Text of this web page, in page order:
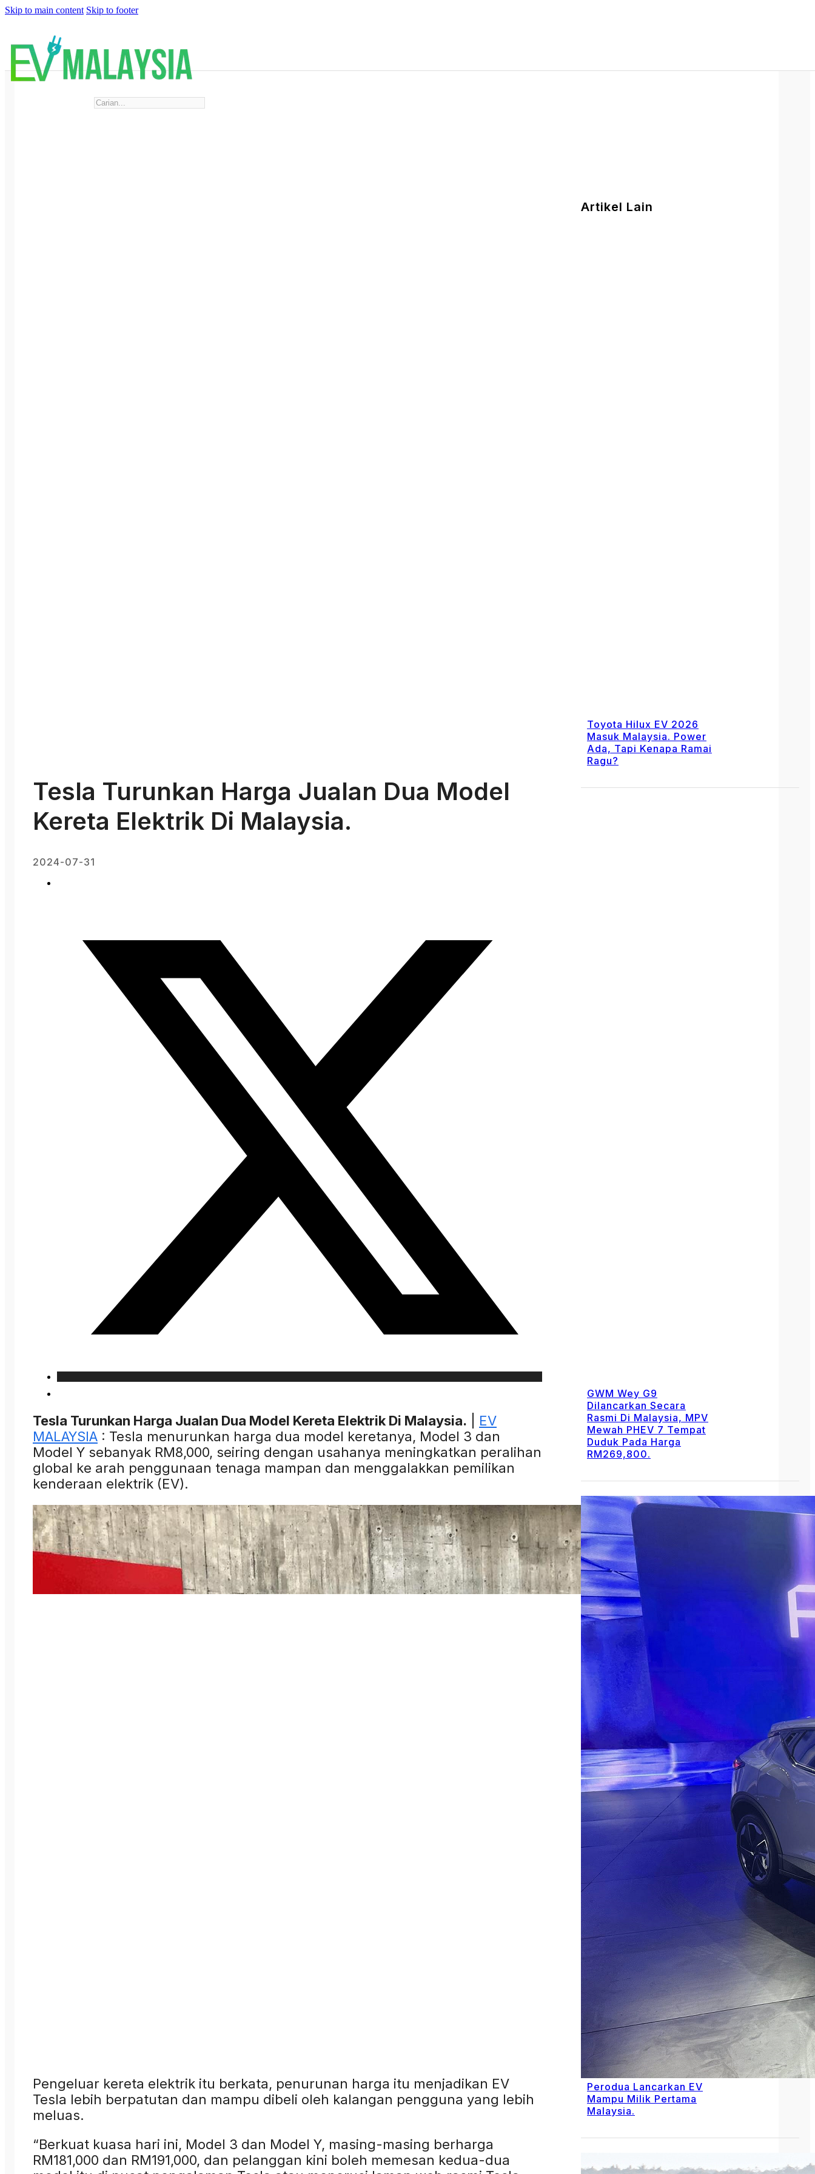
Skip to main content Skip to footer
Search
Tesla Turunkan Harga Jualan Dua Model
Kereta Elektrik Di Malaysia.
2024-07-31
Tesla Turunkan Harga Jualan Dua Model Kereta Elektrik Di Malaysia.
EV
MALAYSIA : Tesla menurunkan harga dua model keretanya, Model 3 dan
Model Y sebanyak RM8,000, seiring dengan usahanya meningkatkan peralihan
global ke arah penggunaan tenaga mampan dan menggalakkan pemilikan
kenderaan elektrik (EV).
Pengeluar kereta elektrik itu berkata, penurunan harga itu menjadikan EV
Tesla lebih berpatutan dan mampu dibeli oleh kalangan pengguna yang lebih
meluas.
“Berkuat kuasa hari ini, Model 3 dan Model Y, masing-masing berharga
RM181,000 dan RM191,000, dan pelanggan kini boleh memesan kedua-dua
Artikel Lain
Toyota Hilux EV 2026
Masuk Malaysia. Power
Ada, Tapi Kenapa Ramai
Ragu?
GWM Wey G9
Dilancarkan Secara
Rasmi Di Malaysia, MPV
Mewah PHEV 7 Tempat
Duduk Pada Harga
RM269,800.
Perodua Lancarkan EV
Mampu Milik Pertama
Malaysia.